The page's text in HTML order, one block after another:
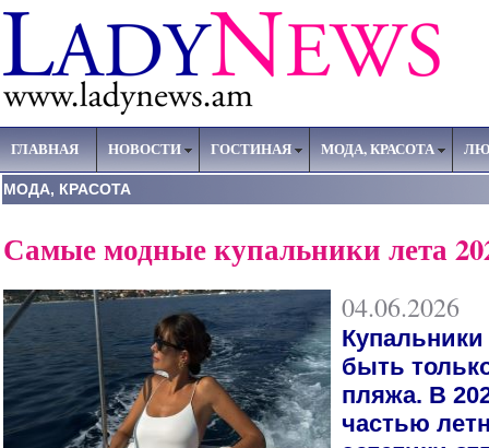
ГЛАВНАЯ НОВОСТИ ГОСТИНАЯ МОДА, КРАСОТА
МОДА, КРАСОТА
Самые модные купальники лета
04.06.2026
быть
пляжа. В
частью